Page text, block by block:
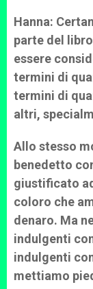
Hanna:
parte del
essere
termini di
termini di
altri,
Allo stesso
benedetto
giustificato
coloro che
denaro. Ma
indulgenti
indulgenti
mettiamo